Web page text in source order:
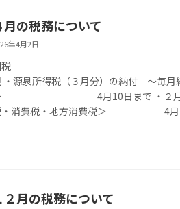
月の税務について
年4月2日
・源泉所得税（３月分）の納付 ～毎月
4月10日まで ・２月決算法
・消費税・地方消費税＞ 4
２月の税務について